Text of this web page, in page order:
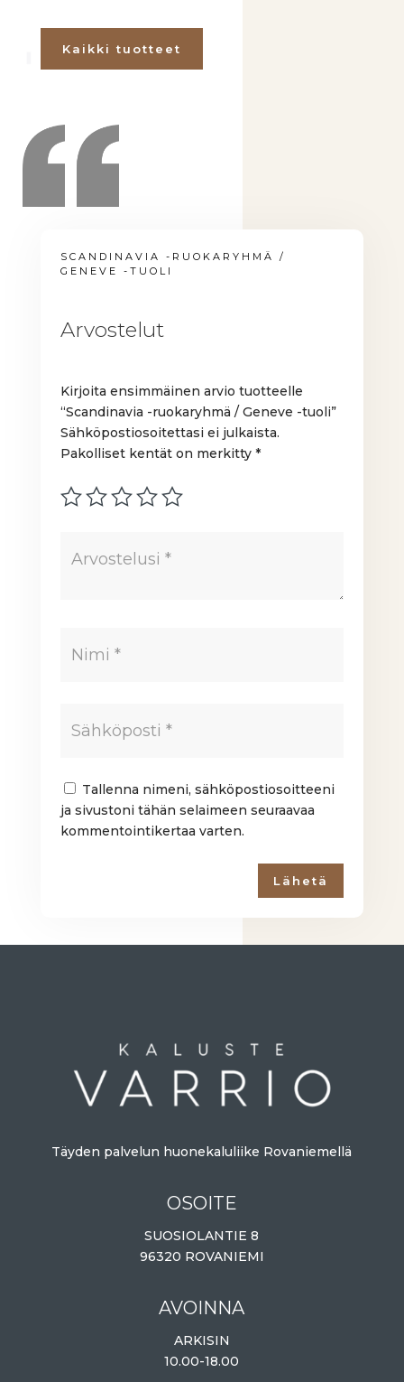
Kaikki tuotteet
SCANDINAVIA -RUOKARYHMÄ /
GENEVE -TUOLI
Arvostelut
Kirjoita ensimmäinen arvio tuotteelle
“Scandinavia -ruokaryhmä / Geneve -tuoli”
Sähköpostiosoitettasi ei julkaista.
Pakolliset kentät on merkitty*
Tallenna nimeni, sähköpostiosoitteeni
ja sivustoni tähän selaimeen seuraavaa
kommentointikertaa varten.
Lähetä
Täyden palvelun huonekaluliike Rovaniemellä
OSOITE
SUOSIOLANTIE 8
96320 ROVANIEMI
AVOINNA
ARKISIN
10.00-18.00